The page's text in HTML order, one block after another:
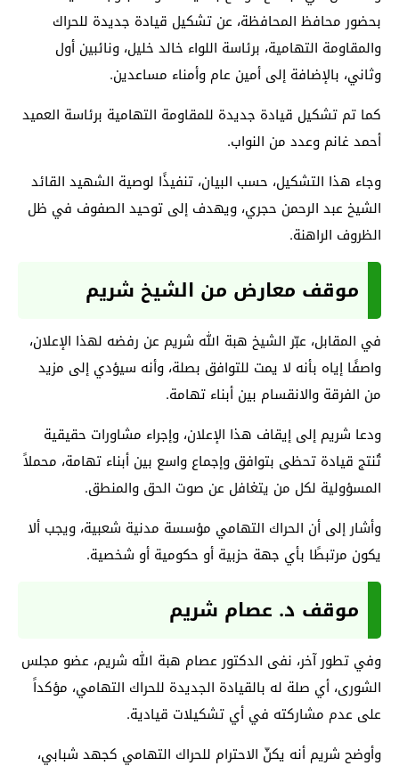
بحضور محافظ المحافظة، عن تشكيل قيادة جديدة للحراك
والمقاومة التهامية، برئاسة اللواء خالد خليل، ونائبين أول
وثاني، بالإضافة إلى أمين عام وأمناء مساعدين.
كما تم تشكيل قيادة جديدة للمقاومة التهامية برئاسة العميد
أحمد غانم وعدد من النواب.
وجاء هذا التشكيل، حسب البيان، تنفيذًا لوصية الشهيد القائد
الشيخ عبد الرحمن حجري، ويهدف إلى توحيد الصفوف في ظل
الظروف الراهنة.
موقف معارض من الشيخ شريم
في المقابل، عبّر الشيخ هبة الله شريم عن رفضه لهذا الإعلان،
واصفًا إياه بأنه لا يمت للتوافق بصلة، وأنه سيؤدي إلى مزيد
من الفرقة والانقسام بين أبناء تهامة.
ودعا شريم إلى إيقاف هذا الإعلان، وإجراء مشاورات حقيقية
تُنتج قيادة تحظى بتوافق وإجماع واسع بين أبناء تهامة، محملاً
المسؤولية لكل من يتغافل عن صوت الحق والمنطق.
وأشار إلى أن الحراك التهامي مؤسسة مدنية شعبية، ويجب ألا
يكون مرتبطًا بأي جهة حزبية أو حكومية أو شخصية.
موقف د. عصام شريم
وفي تطور آخر، نفى الدكتور عصام هبة الله شريم، عضو مجلس
الشورى، أي صلة له بالقيادة الجديدة للحراك التهامي، مؤكداً
على عدم مشاركته في أي تشكيلات قيادية.
وأوضح شريم أنه يكنّ الاحترام للحراك التهامي كجهد شبابي،